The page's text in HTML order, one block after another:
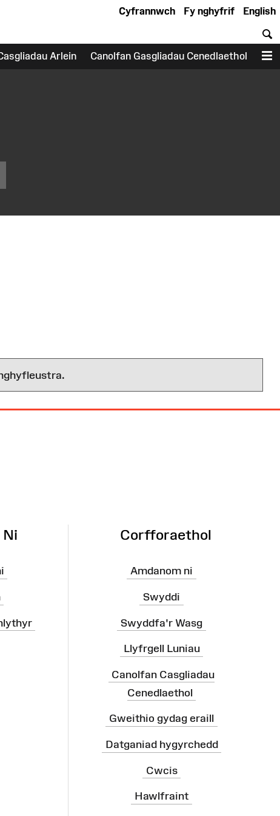
English
Fy nghyfrif
Cyfrannwch
Arlein Canolfan Gasgliadau Cenedlaethol
Ni Corfforaethol
Amdanom ni
Swyddi
Swyddfa'r Wasg
Llyfrgell Luniau
Canolfan Casgliadau
Cenedlaethol
Gweithio gydag eraill
Datganiad hygyrchedd
Cwcis
Hawlfraint